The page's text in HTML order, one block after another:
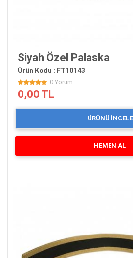
Siyah Özel Palaska
Ürün Kodu : FT10143
0 Yorum
0,00 TL
ÜRÜNÜ İNCELE
HEMEN AL